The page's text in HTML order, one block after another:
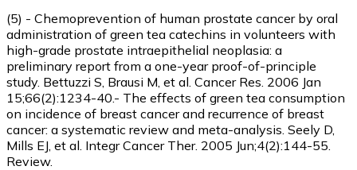
(5) - Chemoprevention of human prostate cancer by oral
administration of green tea catechins in volunteers with
high-grade prostate intraepithelial neoplasia: a
preliminary report from a one-year proof-of-principle
study. Bettuzzi S, Brausi M, et al. Cancer Res. 2006 Jan
15;66(2):1234-40.- The effects of green tea consumption
on incidence of breast cancer and recurrence of breast
cancer: a systematic review and meta-analysis. Seely D,
Mills EJ, et al. Integr Cancer Ther. 2005 Jun;4(2):144-55.
Review.